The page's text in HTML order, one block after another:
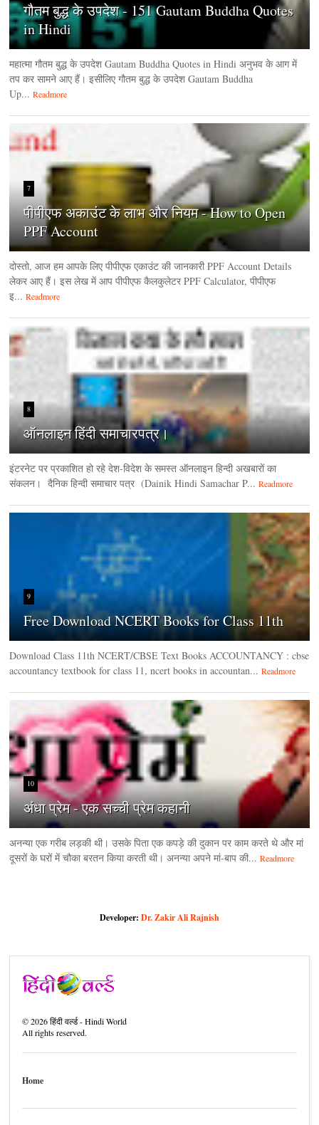
गौतम बुद्ध के उपदेश - 151 Gautam Buddha Quotes
in Hindi
महात्मा गौतम बुद्ध के उपदेश Gautam Buddha Quotes in Hindi अनुभव के आग में
तप कर सामने आए हैं। इसीलिए गौतम बुद्ध के उपदेश Gautam Buddha
Up... Readmore
7
पीपीएफ अकाउंट के लाभ और नियम - How to Open
PPF Account
दोस्तो, आज हम आपके लिए पीपीएफ एकाउंट की जानकारी PPF Account Details
लेकर आए हैं। इस लेख में आप पीपीएफ कैलकुलेटर PPF Calculator, पीपीएफ
इ... Readmore
8
ऑनलाइन हिंदी समाचारपत्र।
इंटरनेट पर प्रकाशित हो रहे देश-विदेश के समस्त ऑनलाइन हिन्दी अखबारों का
संकलन। दैनिक हिन्‍दी समाचार पत्र (Dainik Hindi Samachar P... Readmore
9
Free Download NCERT Books for Class 11th
Download Class 11th NCERT/CBSE Text Books ACCOUNTANCY : cbse
accountancy textbook for class 11, ncert books in accountan... Readmore
10
अंधा प्रेम - एक सच्ची प्रेम कहानी
अनन्या एक गरीब लड़की थी। उसके पिता एक कपड़े की दुकान पर काम करते थे और मां
दूसरों के घरों में चौका बरतन किया करती थी। अनन्या अपने मां-बाप की... Readmore
Developer: Dr. Zakir Ali Rajnish
©2026हिंदी वर्ल्ड - Hindi World
All rights reserved.
Home